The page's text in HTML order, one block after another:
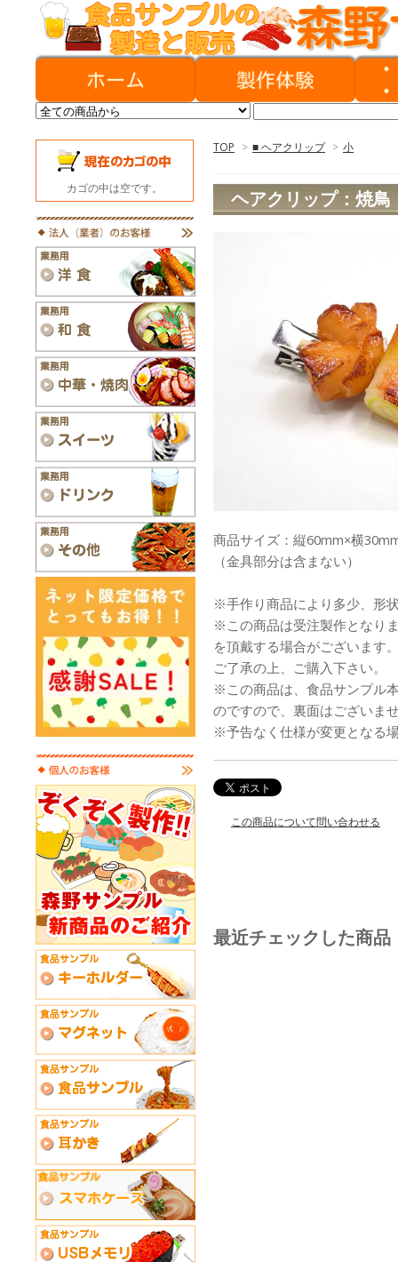
TOP > ■ ヘアクリップ > 小
ヘアクリップ：焼
商品サイズ：縦60mm×横
（金具部分は含まない）
※手作り商品により多少、形
※この商品は受注製作となり
を頂戴する場合がございます
ご了承の上、ご購入下さい。
※この商品は、食品サンプル
のですので、裏面はございま
※予告なく仕様が変更となる
この商品について問い合わせる
最近チェックした商品
カゴの中は空です。